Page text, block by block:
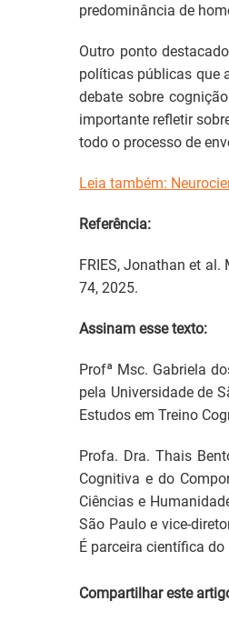
predominância de
Outro ponto
políticas públicas que
debate sobre
importante refletir
todo o processo de
Leia também:
Referência:
FRIES, Jonathan et
74, 2025.
Assinam esse texto:
Profª Msc. Gabriela
pela Universidade de
Estudos em Treino
Profa. Dra. Thais
Cognitiva e do
Ciências e
São Paulo e vice-
É parceira científica
Compartilhar este